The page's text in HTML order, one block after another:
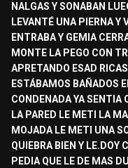
NALGAS Y SONABAN
LEVANTÉ UNA PIERNA Y
ENTRABA Y GEMIA
MONTE LA PEGO CON
APRETANDO ESAD
ESTÁBAMOS BAÑADOS
CONDENADA YA SENTIA
LA PARED LE METI LA
MOJADA LE METI UNA
QUIEBRA BIEN Y LE.DOY
PEDIA QUE LE DE MAS